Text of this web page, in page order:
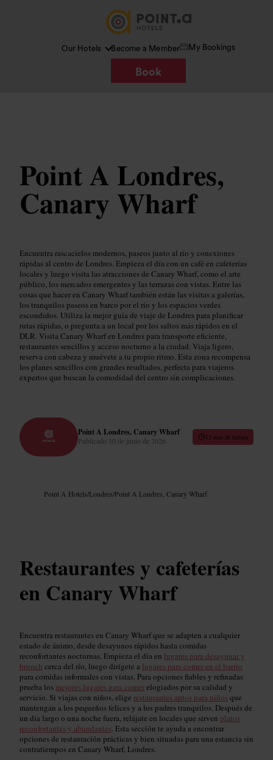
Our Hotels Become a Member My Bookings
Book
Point A Londres,
Canary Wharf
Encuentra rascacielos modernos, paseos junto al río y conexiones
rápidas al centro de Londres. Empieza el día con un café en cafeterías
locales y luego visita las atracciones de Canary Wharf, como el arte
público, los mercados emergentes y las terrazas con vistas. Entre las
cosas que hacer en Canary Wharf también están las visitas a galerías,
los tranquilos paseos en barco por el río y los espacios verdes
escondidos. Utiliza la mejor guía de viaje de Londres para planificar
rutas rápidas, o pregunta a un local por los saltos más rápidos en el
DLR. Visita Canary Wharf en Londres para transporte eficiente,
restaurantes sencillos y acceso nocturno a la ciudad. Viaja ligero,
reserva con cabeza y muévete a tu propio ritmo. Esta zona recompensa
los planes sencillos con grandes resultados, perfecta para viajeros
expertos que buscan la comodidad del centro sin complicaciones.
Point A Londres, Canary Wharf
Publicado 10 de junio de 2026 13 min de lectura
Point A Hotels/Londres/Point A Londres, Canary Wharf
Restaurantes y cafeterías
en Canary Wharf
Encuentra restaurantes en Canary Wharf que se adapten a cualquier
estado de ánimo, desde desayunos rápidos hasta comidas
reconfortantes nocturnas. Empieza el día en lugares para desayunar y
brunch cerca del río, luego dirígete a lugares para comer en el barrio
para comidas informales con vistas. Para opciones fiables y refinadas
prueba los mejores lugares para comerelogiados por su calidad y
servicio. Si viajas con niños, elige restaurantes aptos para niños que
mantengan a los pequeños felices y a los padres tranquilos. Después de
un día largo o una noche fuera, relájate en locales que sirven platos
reconfortantes y abundantes. Esta sección te ayuda a encontrar
opciones de restauración prácticas y bien situadas para una estancia sin
contratiempos en Canary Wharf, Londres.